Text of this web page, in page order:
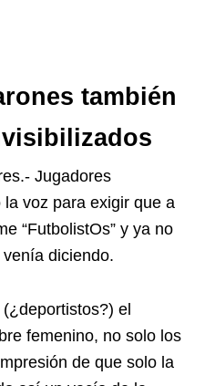
también
Jugadores
voz para exigir que a
“FutbolistOs” y ya no
venía diciendo.
el
femenino, no solo los
de que solo la